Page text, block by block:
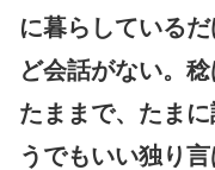
に暮らしている
ど会話がない。
たままで、たま
うでもいい独り